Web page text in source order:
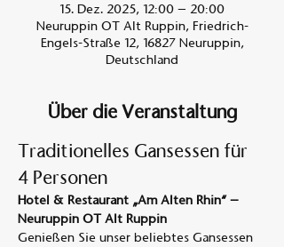
15. Dez. 2025, 12:00 – 20:00
Neuruppin OT Alt Ruppin, Friedrich-
Engels-Straße 12, 16827 Neuruppin,
Deutschland
Über die Veranstaltung
Traditionelles Gansessen für
4 Personen
Hotel & Restaurant „Am Alten Rhin“ –
Neuruppin OT Alt Ruppin
Genießen Sie unser beliebtes Gansessen